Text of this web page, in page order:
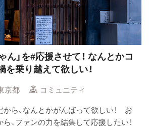
ん」を#応援させて！ なんとかコ
を乗り越えて欲しい！
京都
コミュニティ
ら、なんとかがんばって欲しい！ お
、ファンの力を結集して応援したい！